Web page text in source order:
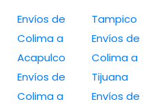
Envíos de
Colima a
Acapulco
Envíos de
Colima a
Tampico
Envíos de
Colima a
Tijuana
Envíos de